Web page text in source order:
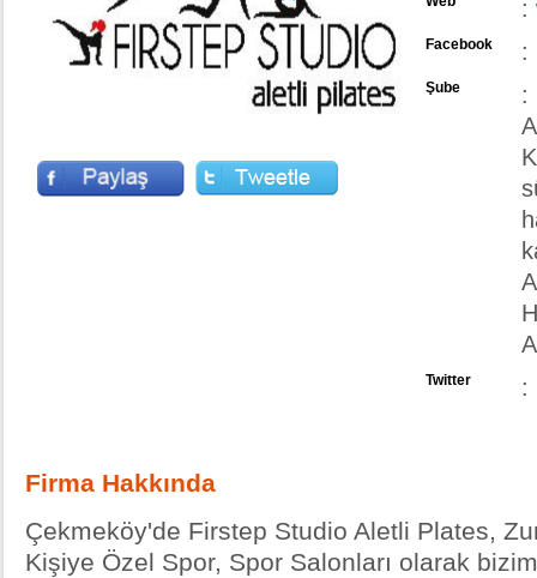
:
Facebook :
Şube
:
Twitter :
Firma Hakkında
Çekmeköy'de Firstep Studio Aletli Plates,
Kişiye Özel Spor, Spor Salonları olarak